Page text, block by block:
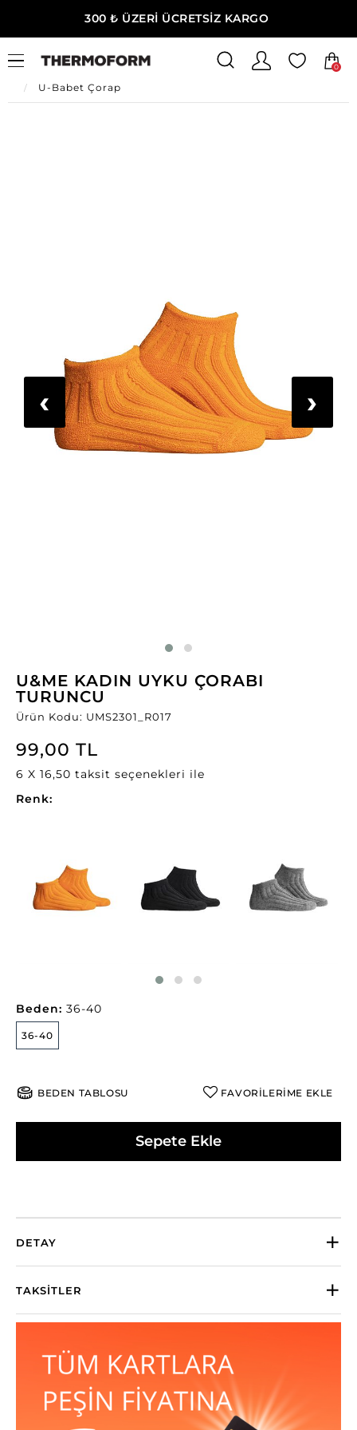
300 ₺ ÜZERİ ÜCRETSİZ KARGO
0
Ana Sayfa
U-Kadın Çorap
U-Babet Çorap
‹ ›
U&ME KADIN UYKU ÇORABI
TURUNCU
Ürün Kodu: UMS2301_R017
99,00 TL
6 X 16,50 taksit seçenekleri ile
Renk:
Beden: 36-40
36-40
BEDEN TABLOSU FAVORİLERİME EKLE
Sepete Ekle
DETAY
TAKSITLER